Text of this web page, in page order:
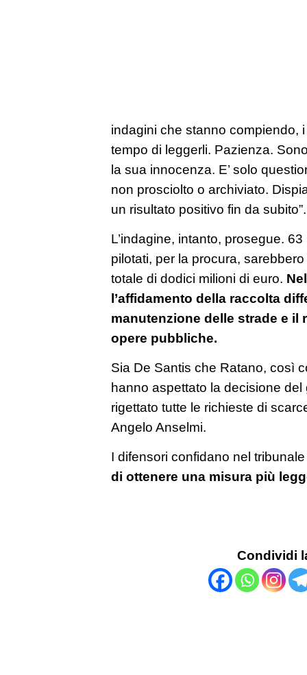
indagini che stanno compiendo,
tempo di leggerli. Pazienza.
la sua innocenza. E’ solo
non prosciolto o archiviato.
un risultato positivo fin da subito”.
L’indagine, intanto, prosegue.
pilotati, per la procura,
totale di dodici milioni di euro.
l’affidamento della raccolta
manutenzione delle strade e il
opere pubbliche.
Sia De Santis che Ratano, così
hanno aspettato la decisione
rigettato tutte le richieste di
Angelo Anselmi.
I difensori confidano nel
di ottenere una misura più
Condividi